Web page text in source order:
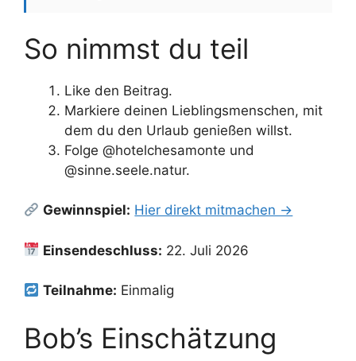
So nimmst du teil
Like den Beitrag.
Markiere deinen Lieblingsmenschen, mit
dem du den Urlaub genießen willst.
Folge @hotelchesamonte und
@sinne.seele.natur.
Gewinnspiel: Hier direkt mitmachen →
Einsendeschluss: 22. Juli 2026
Teilnahme: Einmalig
Bob’s Einschätzung